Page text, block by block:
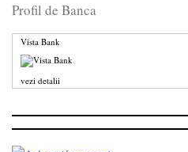
Profil de Banca
Vista Bank
vezi detalii